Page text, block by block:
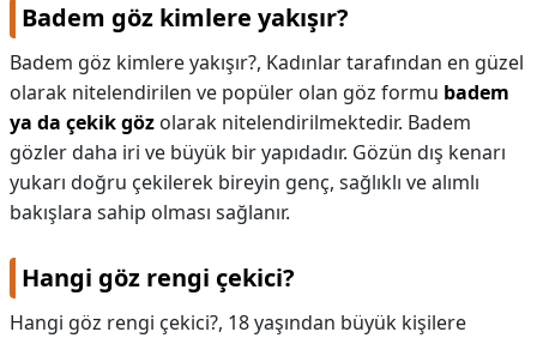
Badem göz kimlere yakışır?
Badem göz kimlere yakışır?, Kadınlar tarafından en güzel
olarak nitelendirilen ve popüler olan göz formu badem
ya da çekik göz olarak nitelendirilmektedir. Badem
gözler daha iri ve büyük bir yapıdadır. Gözün dış kenarı
yukarı doğru çekilerek bireyin genç, sağlıklı ve alımlı
bakışlara sahip olması sağlanır.
Hangi göz rengi çekici?
Hangi göz rengi çekici?, 18 yaşından büyük kişilere